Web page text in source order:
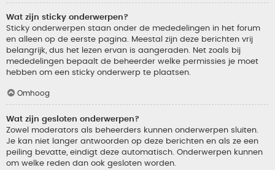
Wat zijn sticky onderwerpen?
Sticky onderwerpen staan onder de mededelingen in het forum
en alleen op de eerste pagina. Meestal zijn deze berichten vrij
belangrijk, dus het lezen ervan is aangeraden. Net zoals bij
mededelingen bepaalt de beheerder welke permissies je moet
hebben om een sticky onderwerp te plaatsen.
Omhoog
Wat zijn gesloten onderwerpen?
Zowel moderators als beheerders kunnen onderwerpen sluiten.
Je kan niet langer antwoorden op deze berichten en als ze een
peiling bevatte, eindigt deze automatisch. Onderwerpen kunnen
om welke reden dan ook gesloten worden.